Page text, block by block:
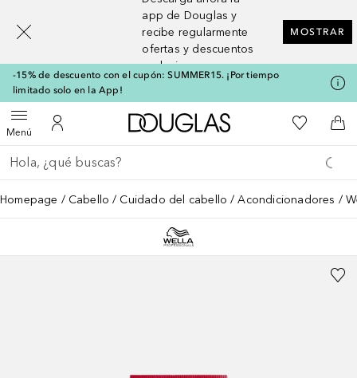
app de Douglas y
recibe regularmente
ofertas y descuentos
exclusivos
MOSTRAR
-15% de descuento con el cupón: SUMMER15. ¡Por tiempo
limitado solo en la App!
MenúAbrir menúMi cuenta
A Douglas HomeMi lista de
A
Regresar
Ejecutar búsqueda
Homepage Cabello Cuidado del cabello Acondicionadores
[navigation.slideout.screenreader]